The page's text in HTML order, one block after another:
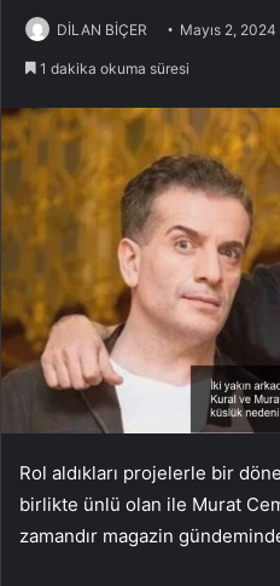
DİLAN BİÇER Mayıs 2, 2024
1 dakika okuma süresi
Rol aldıkları projelerle bir
birlikte ünlü olan ile Murat
zamandır magazin